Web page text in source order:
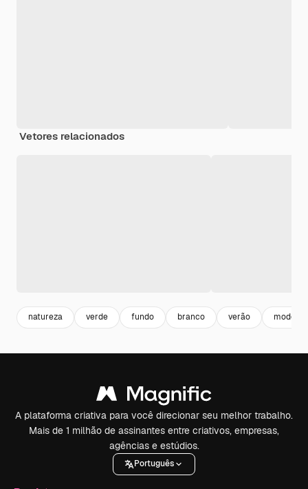
Vetores relacionados
natureza verde fundo branco verão moderno
A plataforma criativa para você direcionar seu melhor trabalho.
Mais de 1 milhão de assinantes entre criativos, empresas,
agências e estúdios.
Português